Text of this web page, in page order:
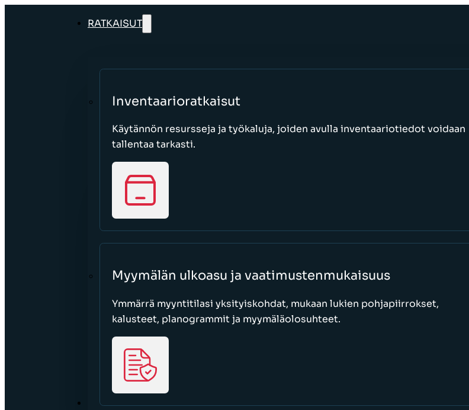
RATKAISUT
Inventaarioratkaisut
Käytännön resursseja ja työkaluja, joiden avulla inventaariotiedot voidaan
tallentaa tarkasti.
Myymälän ulkoasu ja vaatimustenmukaisuus
Ymmärrä myyntitilasi yksityiskohdat, mukaan lukien pohjapiirrokset,
kalusteet, planogrammit ja myymäläolosuhteet.
SEKTORIT